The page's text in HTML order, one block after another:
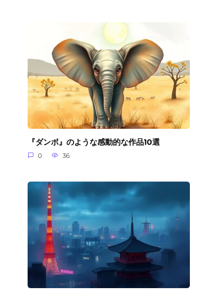
『ダンボ』のような感動的な作品10選
0 36